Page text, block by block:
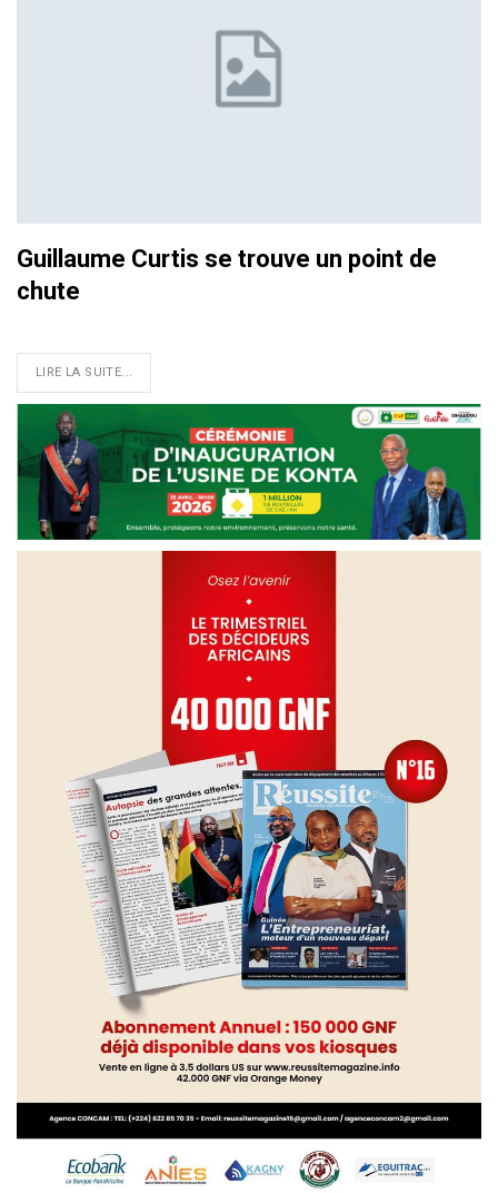
Guillaume Curtis se trouve un point de
chute
LIRE LA SUITE...